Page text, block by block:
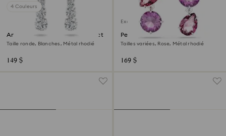
4 Couleurs
Anneaux d'oreilles Stilla Attract
Taille ronde, Blanches, Métal rhodié
149 $
Exclusivité en ligne
Pendants d'oreilles Gema
Tailles variées, Rose, Métal rhodié
169 $